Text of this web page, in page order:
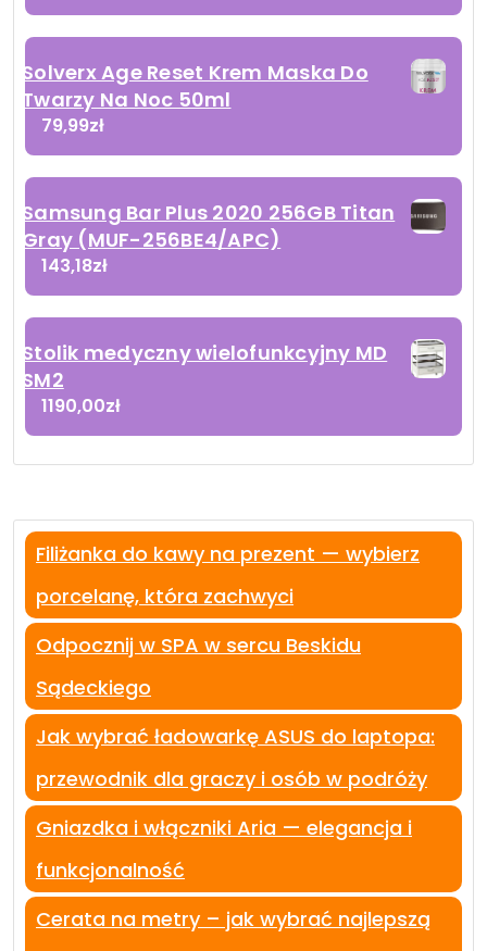
Solverx Age Reset Krem Maska Do
Twarzy Na Noc 50ml
79,99zł
Samsung Bar Plus 2020 256GB Titan
Gray (MUF-256BE4/APC)
143,18zł
Stolik medyczny wielofunkcyjny MD
SM2
1190,00zł
Filiżanka do kawy na prezent — wybierz
porcelanę, która zachwyci
Odpocznij w SPA w sercu Beskidu
Sądeckiego
Jak wybrać ładowarkę ASUS do laptopa:
przewodnik dla graczy i osób w podróży
Gniazdka i włączniki Aria — elegancja i
funkcjonalność
Cerata na metry – jak wybrać najlepszą